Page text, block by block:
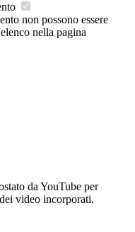
non possono essere
nella pagina
da YouTube per
video incorporati.